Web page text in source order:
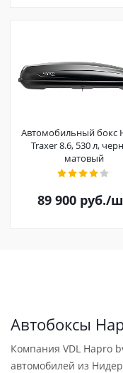
Автомобильный бокс
Traxer 8.6, 530 л,
матовый
89 900 руб./
Автобоксы
Компания VDL Hapro
автомобилей из